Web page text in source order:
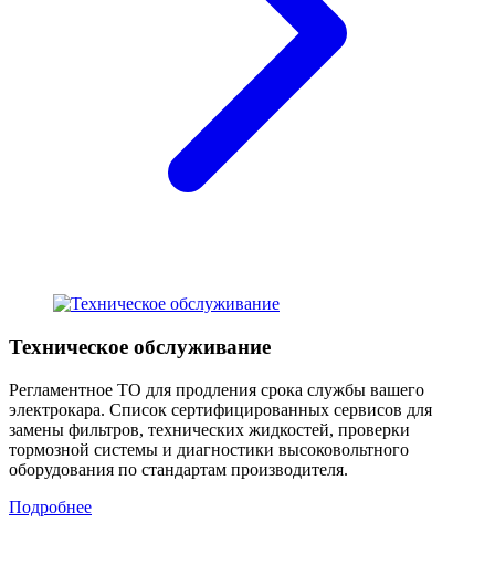
Техническое обслуживание
Регламентное ТО для продления срока службы вашего
электрокара. Список сертифицированных сервисов для
замены фильтров, технических жидкостей, проверки
тормозной системы и диагностики высоковольтного
оборудования по стандартам производителя.
Подробнее